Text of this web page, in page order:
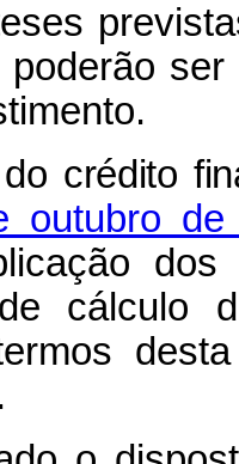
crédito
outubro de
cálculo
.